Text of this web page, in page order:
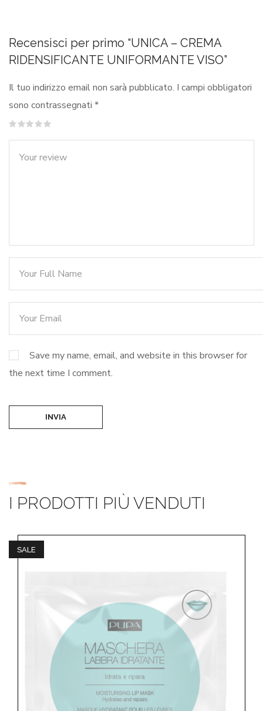
Recensisci per primo “UNICA – CREMA
RIDENSIFICANTE UNIFORMANTE VISO”
Il tuo indirizzo email non sarà pubblicato. I campi obbligatori
sono contrassegnati *
Save my name, email, and website in this browser for
the next time I comment.
INVIA
I PRODOTTI PIÙ VENDUTI
SALE